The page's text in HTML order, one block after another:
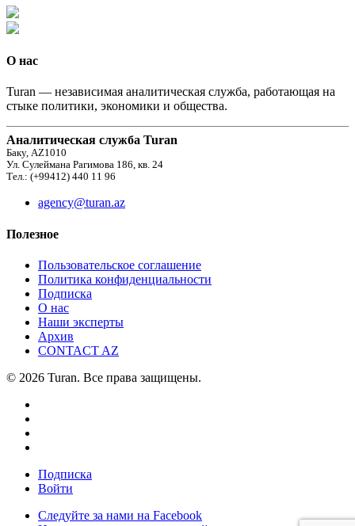
О нас
Turan — независимая аналитическая служба, работающая на
стыке политики, экономики и общества.
Аналитическая служба Turan
Баку, AZ1010
Ул. Сулеймана Рагимова 186, кв. 24
Тел.: (+99412) 440 11 96
agency@turan.az
Полезное
Пользовательское соглашение
Политика конфиденциальности
Подписка
О нас
Наши эксперты
Архив
CONTACT AZ
© 2026 Turan. Все права защищены.
Подписка
Войти
Следуйте за нами на Facebook